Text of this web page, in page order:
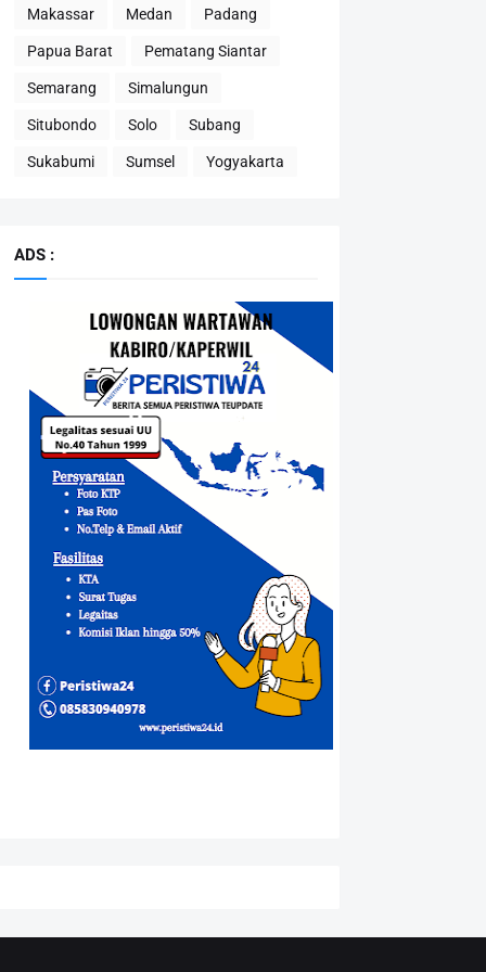
Makassar Medan Padang
Papua Barat Pematang Siantar
Semarang Simalungun
Situbondo Solo Subang
Sukabumi Sumsel Yogyakarta
ADS :